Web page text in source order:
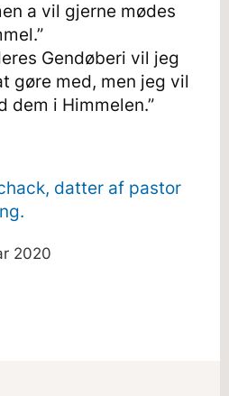
a vil gjerne mødes
Gendøberi vil jeg
gøre med, men jeg vil
dem i Himmelen.”
datter af pastor
2020